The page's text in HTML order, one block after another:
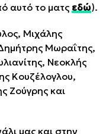
αυτό το ματς εδώ).
Μιχάλης
Μωραΐτης,
Νεοκλής
Κουζέλογλου,
Ζούγρης και
μας και στην